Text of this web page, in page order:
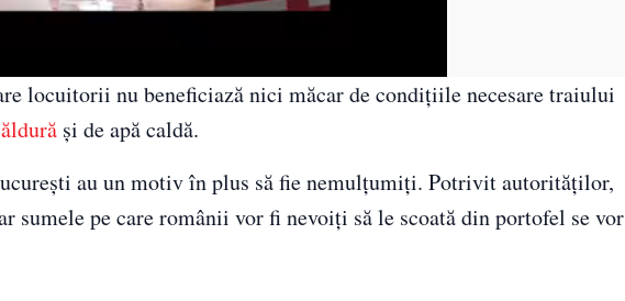
locuitorii nu beneficiază nici măcar de condițiile necesare traiului
și de apă caldă.
au un motiv în plus să fie nemulțumiți. Potrivit autorităților,
pe care românii vor fi nevoiți să le scoată din portofel se vor